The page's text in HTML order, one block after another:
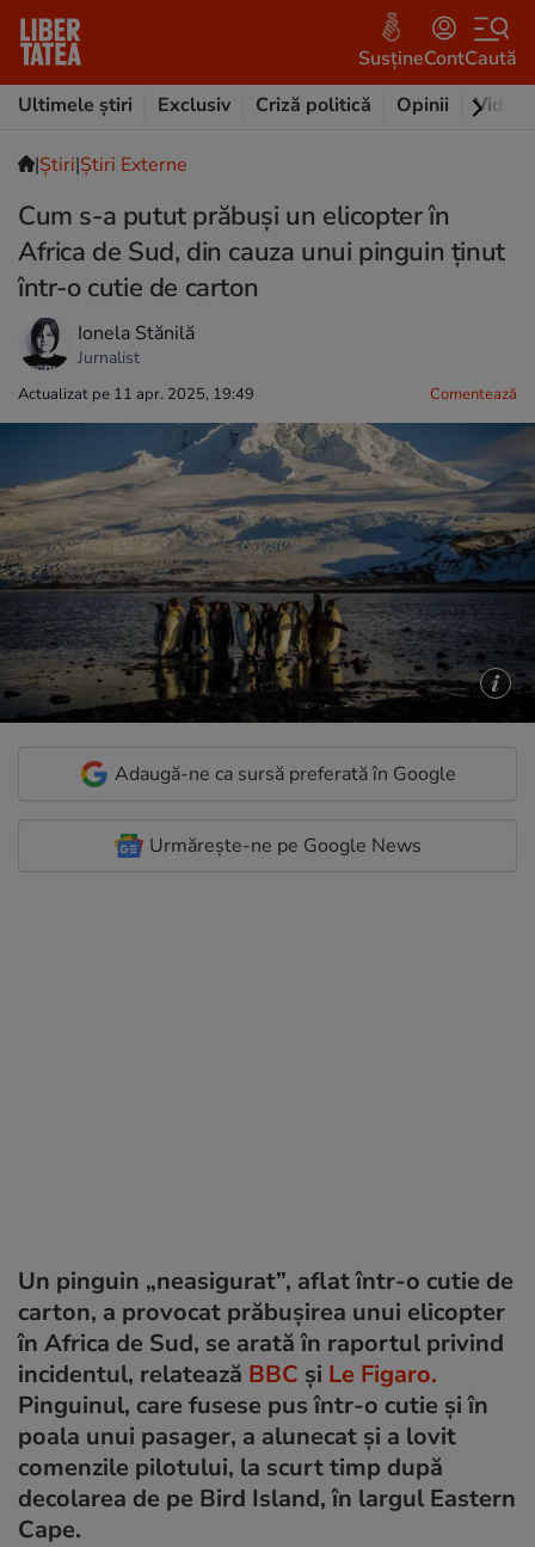
SusțineContCaută
Ultimele știri
Exclusiv Criză politică Opinii Video
|Ştiri|Știri Externe
Cum s-a putut prăbuși un elicopter în
Africa de Sud, din cauza unui pinguin ținut
într-o cutie de carton
Ionela Stănilă
Jurnalist
Actualizat pe 11 apr. 2025, 19:49 Comentează
Adaugă-ne ca sursă preferată în Google
Urmărește-ne pe Google News
Un pinguin „neasigurat”, aflat într-o cutie de
carton, a provocat prăbușirea unui elicopter
în Africa de Sud, se arată în raportul privind
incidentul, relatează BBC și Le Figaro.
Pinguinul, care fusese pus într-o cutie și în
poala unui pasager, a alunecat și a lovit
comenzile pilotului, la scurt timp după
decolarea de pe Bird Island, în largul Eastern
Cape.